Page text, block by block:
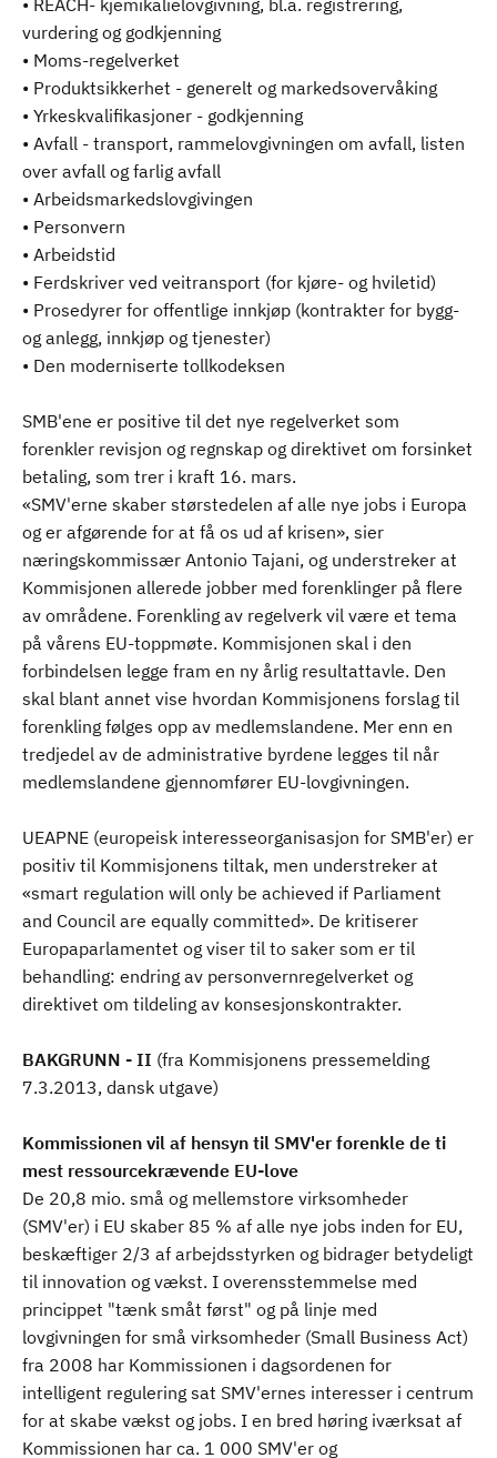
• REACH- kjemikalielovgivning, bl.a. registrering,
vurdering og godkjenning
• Moms-regelverket
• Produktsikkerhet - generelt og markedsovervåking
• Yrkeskvalifikasjoner - godkjenning
• Avfall - transport, rammelovgivningen om avfall, listen
over avfall og farlig avfall
• Arbeidsmarkedslovgivingen
• Personvern
• Arbeidstid
• Ferdskriver ved veitransport (for kjøre- og hviletid)
• Prosedyrer for offentlige innkjøp (kontrakter for bygg-
og anlegg, innkjøp og tjenester)
• Den moderniserte tollkodeksen
SMB'ene er positive til det nye regelverket som
forenkler revisjon og regnskap og direktivet om forsinket
betaling, som trer i kraft 16. mars.
«SMV'erne skaber størstedelen af alle nye jobs i Europa
og er afgørende for at få os ud af krisen», sier
næringskommissær Antonio Tajani, og understreker at
Kommisjonen allerede jobber med forenklinger på flere
av områdene. Forenkling av regelverk vil være et tema
på vårens EU-toppmøte. Kommisjonen skal i den
forbindelsen legge fram en ny årlig resultattavle. Den
skal blant annet vise hvordan Kommisjonens forslag til
forenkling følges opp av medlemslandene. Mer enn en
tredjedel av de administrative byrdene legges til når
medlemslandene gjennomfører EU-lovgivningen.
UEAPNE (europeisk interesseorganisasjon for SMB'er) er
positiv til Kommisjonens tiltak, men understreker at
«smart regulation will only be achieved if Parliament
and Council are equally committed». De kritiserer
Europaparlamentet og viser til to saker som er til
behandling: endring av personvernregelverket og
direktivet om tildeling av konsesjonskontrakter.
BAKGRUNN - II (fra Kommisjonens pressemelding
7.3.2013, dansk utgave)
Kommissionen vil af hensyn til SMV'er forenkle de ti
mest ressourcekrævende EU-love
De 20,8 mio. små og mellemstore virksomheder
(SMV'er) i EU skaber 85 % af alle nye jobs inden for EU,
beskæftiger 2/3 af arbejdsstyrken og bidrager betydeligt
til innovation og vækst. I overensstemmelse med
princippet "tænk småt først" og på linje med
lovgivningen for små virksomheder (Small Business Act)
fra 2008 har Kommissionen i dagsordenen for
intelligent regulering sat SMV'ernes interesser i centrum
for at skabe vækst og jobs. I en bred høring iværksat af
Kommissionen har ca. 1 000 SMV'er og